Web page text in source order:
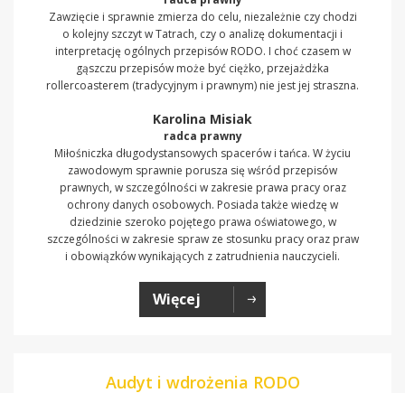
Zawzięcie i sprawnie zmierza do celu, niezależnie czy chodzi
o kolejny szczyt w Tatrach, czy o analizę dokumentacji i
interpretację ogólnych przepisów RODO. I choć czasem w
gąszczu przepisów może być ciężko, przejażdżka
rollercoasterem (tradycyjnym i prawnym) nie jest jej straszna.
Karolina Misiak
radca prawny
Miłośniczka długodystansowych spacerów i tańca. W życiu
zawodowym sprawnie porusza się wśród przepisów
prawnych, w szczególności w zakresie prawa pracy oraz
ochrony danych osobowych. Posiada także wiedzę w
dziedzinie szeroko pojętego prawa oświatowego, w
szczególności w zakresie spraw ze stosunku pracy oraz praw
i obowiązków wynikających z zatrudnienia nauczycieli.
Więcej
Audyt i wdrożenia RODO